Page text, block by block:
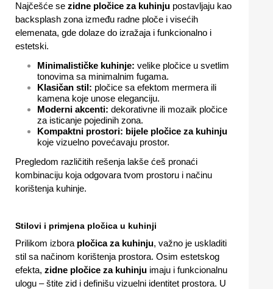
Najčešće se zidne pločice za kuhinju postavljaju kao
backsplash zona između radne ploče i visećih
elemenata, gde dolaze do izražaja i funkcionalno i
estetski.
Minimalističke kuhinje: velike pločice u svetlim
tonovima sa minimalnim fugama.
Klasičan stil: pločice sa efektom mermera ili
kamena koje unose eleganciju.
Moderni akcenti: dekorativne ili mozaik pločice
za isticanje pojedinih zona.
Kompaktni prostori: bijele pločice za kuhinju
koje vizuelno povećavaju prostor.
Pregledom različitih rešenja lakše ćeš pronaći
kombinaciju koja odgovara tvom prostoru i načinu
korištenja kuhinje.
Stilovi i primjena pločica u kuhinji
Prilikom izbora pločica za kuhinju, važno je uskladiti
stil sa načinom korištenja prostora. Osim estetskog
efekta, zidne pločice za kuhinju imaju i funkcionalnu
ulogu – štite zid i definišu vizuelni identitet prostora. U